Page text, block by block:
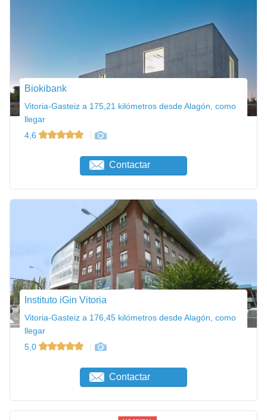
Biokibank
Vitoria-Gasteiz a 175,21 kilómetros desde Alagón, como
llegar
4,6
Contactar
Instituto iGin Vitoria
Vitoria-Gasteiz a 176,45 kilómetros desde Alagón, como
llegar
5,0
Contactar